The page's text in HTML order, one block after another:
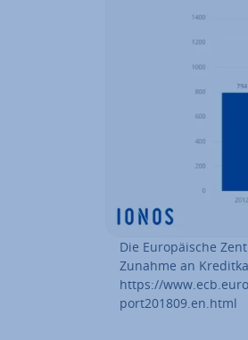
Die Eu­ro­päi­sche
Zunahme an
https://
port201809.en.html